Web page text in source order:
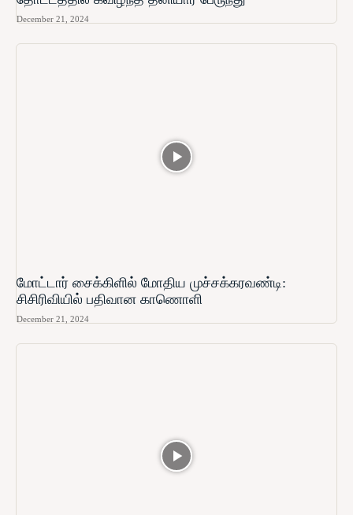
December 21, 2024
மோட்டார் சைக்கிளில் மோதிய முச்சக்கரவண்டி:
சிசிரிவியில் பதிவான காணொளி
December 21, 2024